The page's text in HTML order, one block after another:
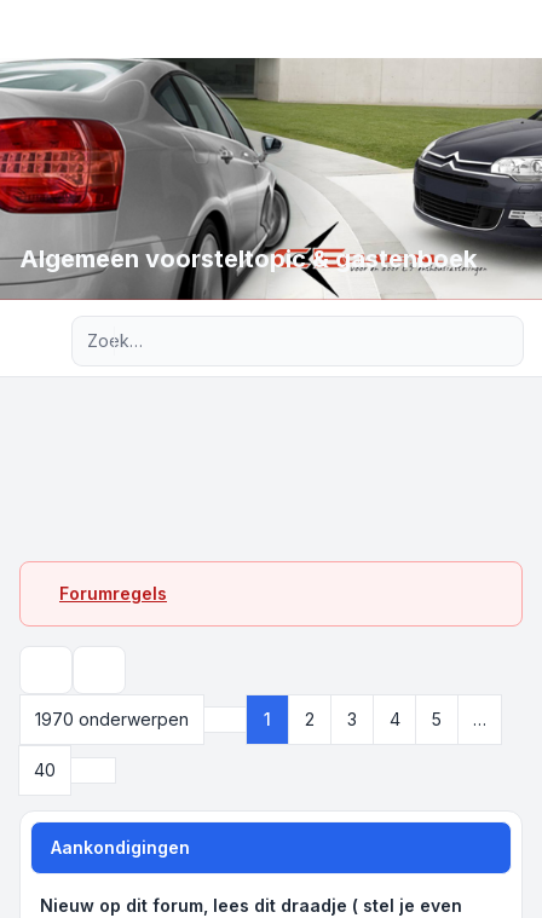
Algemeen voorsteltopic & gastenboek
Forumregels
1970 onderwerpen
Pagina van
1 2 3 4 5 …
40
Aankondigingen
Nieuw op dit forum, lees dit draadje ( stel je even